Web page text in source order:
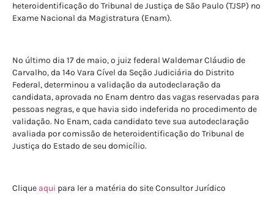
heteroidentificação do Tribunal de Justiça de São Paulo (TJSP) no
Exame Nacional da Magistratura (Enam).
No último dia 17 de maio, o juiz federal Waldemar Cláudio de
Carvalho, da 14º Vara Cível da Seção Judiciária do Distrito
Federal, determinou a validação da autodeclaração da
candidata, aprovada no Enam dentro das vagas reservadas para
pessoas negras, e que havia sido indeferida no procedimento de
validação. No Enam, cada candidato teve sua autodeclaração
avaliada por comissão de heteroidentificação do Tribunal de
Justiça do Estado de seu domicílio.
Clique aqui para ler a matéria do site Consultor Jurídico